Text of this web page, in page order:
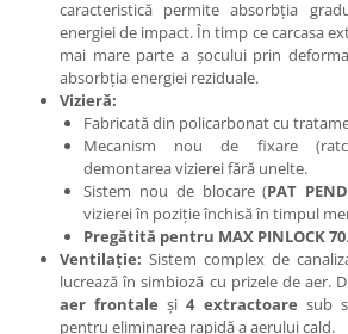
caracteristică permite absorbția
energiei de impact. În timp ce carcasa
mai mare parte a șocului prin
absorbția energiei reziduale.
Vizieră:
Fabricată din policarbonat cu
Mecanism nou de fixare
demontarea vizierei fără unelte.
Sistem nou de blocare (PAT PEND
vizierei în poziție închisă în timpul
Pregătită pentru MAX PINLOCK 70.
Ventilație: Sistem complex de
lucrează în simbioză cu prizele de aer.
aer frontale și4 extractoare sub
pentru eliminarea rapidă a aerului cald.